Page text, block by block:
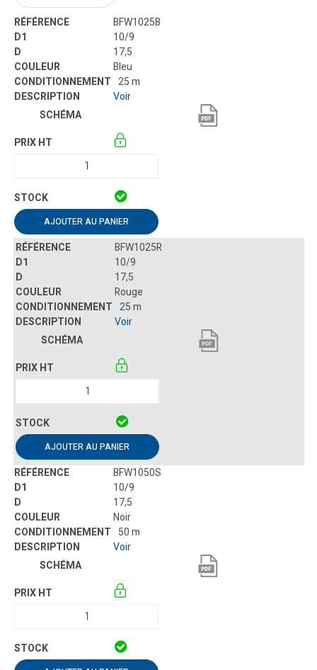
BFW1025B
10/9
17,5
Bleu
25 m
Voir
AJOUTER AU PANIER
BFW1025R
10/9
17,5
Rouge
25 m
Voir
AJOUTER AU PANIER
BFW1050S
10/9
17,5
Noir
50 m
Voir